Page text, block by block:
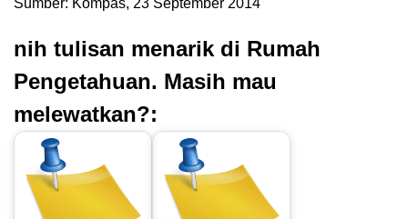
Sumber: Kompas, 23 September 2014
nih tulisan menarik di Rumah
Pengetahuan. Masih mau
melewatkan?: